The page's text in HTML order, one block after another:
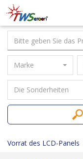
Taiwan
Screen
Marke
Die Sonderheiten
Vorrat des LCD-Panels